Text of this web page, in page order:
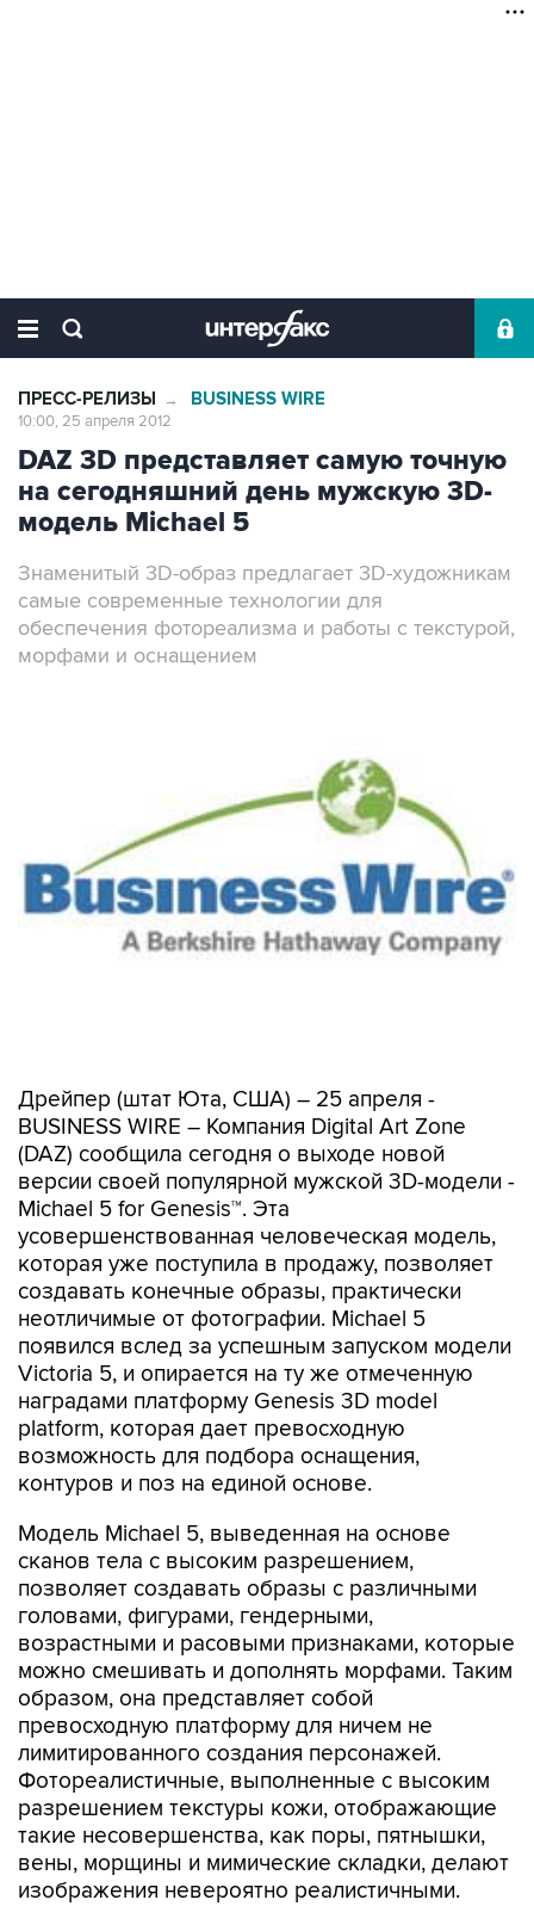
ПРЕСС-РЕЛИЗЫ → BUSINESS WIRE
10:00, 25 апреля 2012
DAZ 3D представляет самую точную
на сегодняшний день мужскую 3D-
модель Michael 5
Знаменитый 3D-образ предлагает 3D-художникам
самые современные технологии для
обеспечения фотореализма и работы с текстурой,
морфами и оснащением
Дрейпер (штат Юта, США) – 25 апреля -
BUSINESS WIRE – Компания Digital Art Zone
(DAZ) сообщила сегодня о выходе новой
версии своей популярной мужской 3D-модели -
Michael 5 for Genesis™. Эта
усовершенствованная человеческая модель,
которая уже поступила в продажу, позволяет
создавать конечные образы, практически
неотличимые от фотографии. Michael 5
появился вслед за успешным запуском модели
Victoria 5, и опирается на ту же отмеченную
наградами платформу Genesis 3D model
platform, которая дает превосходную
возможность для подбора оснащения,
контуров и поз на единой основе.
Модель Michael 5, выведенная на основе
сканов тела с высоким разрешением,
позволяет создавать образы с различными
головами, фигурами, гендерными,
возрастными и расовыми признаками, которые
можно смешивать и дополнять морфами. Таким
образом, она представляет собой
превосходную платформу для ничем не
лимитированного создания персонажей.
Фотореалистичные, выполненные с высоким
разрешением текстуры кожи, отображающие
такие несовершенства, как поры, пятнышки,
вены, морщины и мимические складки, делают
изображения невероятно реалистичными.